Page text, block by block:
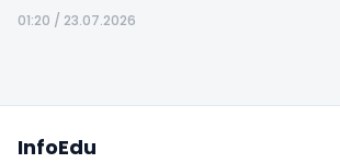
01:20 / 23.07.2026
InfoEdu